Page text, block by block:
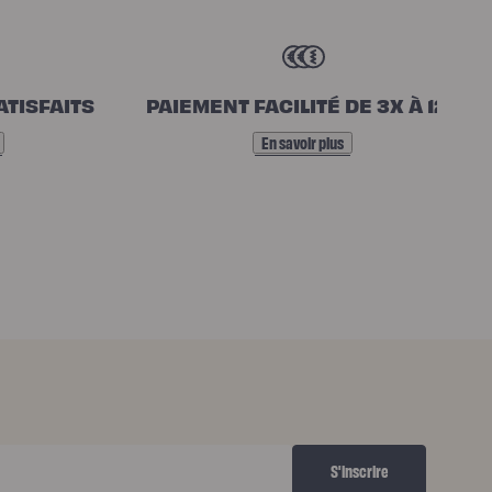
PAIEMENT FACILITÉ DE 3X À 12X
En savoir plus
S'inscrire